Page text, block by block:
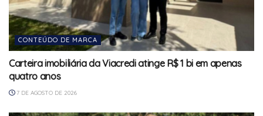
CONTEÚDO DE MARCA
Carteira imobiliária da Viacredi atinge R$ 1 bi em apenas
quatro anos
7 DE AGOSTO DE 2026